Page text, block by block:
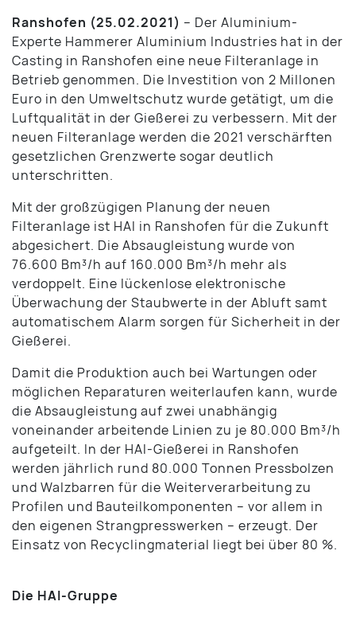
Ranshofen (25.02.2021) – Der Aluminium-
Experte Hammerer Aluminium Industries hat in der
Casting in Ranshofen eine neue Filteranlage in
Betrieb genommen. Die Investition von 2 Millonen
Euro in den Umweltschutz wurde getätigt, um die
Luftqualität in der Gießerei zu verbessern. Mit der
neuen Filteranlage werden die 2021 verschärften
gesetzlichen Grenzwerte sogar deutlich
unterschritten.
Mit der großzügigen Planung der neuen
Filteranlage ist HAI in Ranshofen für die Zukunft
abgesichert. Die Absaugleistung wurde von
76.600 Bm³/h auf 160.000 Bm³/h mehr als
verdoppelt. Eine lückenlose elektronische
Überwachung der Staubwerte in der Abluft samt
automatischem Alarm sorgen für Sicherheit in der
Gießerei.
Damit die Produktion auch bei Wartungen oder
möglichen Reparaturen weiterlaufen kann, wurde
die Absaugleistung auf zwei unabhängig
voneinander arbeitende Linien zu je 80.000 Bm³/h
aufgeteilt. In der HAI-Gießerei in Ranshofen
werden jährlich rund 80.000 Tonnen Pressbolzen
und Walzbarren für die Weiterverarbeitung zu
Profilen und Bauteilkomponenten – vor allem in
den eigenen Strangpresswerken – erzeugt. Der
Einsatz von Recyclingmaterial liegt bei über 80 %.
Die HAI-Gruppe